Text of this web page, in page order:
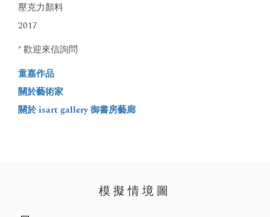
壓克力顏料
2017
* 歡迎來信詢問
童嘉作品
關於藝術家
關於 isart gallery 御書房藝廊
模擬情境圖